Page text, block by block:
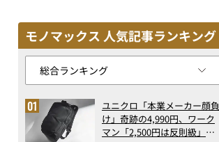
モノマックス 人気記事ランキング
ユニクロ「本業メーカー顔負
け」奇跡の4,990円、ワーク
マン「2,500円は反則級」凄